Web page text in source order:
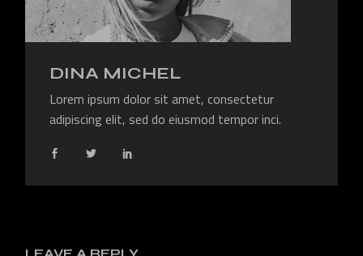
DINA MICHEL
Lorem ipsum dolor sit amet, consectetur
adipiscing elit, sed do eiusmod tempor inci.